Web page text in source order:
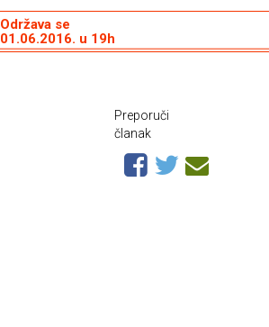
Održava se
01.06.2016. u 19h
Preporuči
članak